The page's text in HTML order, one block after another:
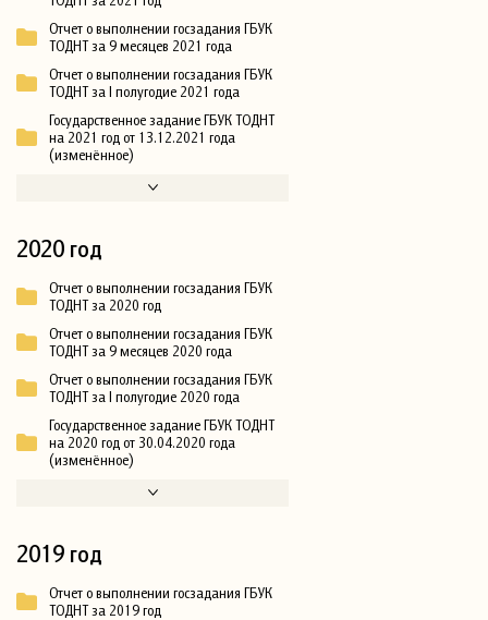
Отчет о выполнении госзадания ГБУК
ТОДНТ за 9 месяцев 2021 года
Отчет о выполнении госзадания ГБУК
ТОДНТ за I полугодие 2021 года
Государственное задание ГБУК ТОДНТ
на 2021 год от 13.12.2021 года
(изменённое)
2020 год
Отчет о выполнении госзадания ГБУК
ТОДНТ за 2020 год
Отчет о выполнении госзадания ГБУК
ТОДНТ за 9 месяцев 2020 года
Отчет о выполнении госзадания ГБУК
ТОДНТ за I полугодие 2020 года
Государственное задание ГБУК ТОДНТ
на 2020 год от 30.04.2020 года
(изменённое)
2019 год
Отчет о выполнении госзадания ГБУК
ТОДНТ за 2019 год